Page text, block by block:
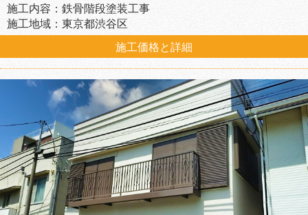
施工内容：鉄骨階段塗装工事
施工地域：東京都渋谷区
施工価格と詳細